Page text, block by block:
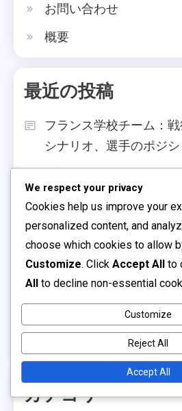
お問い合わせ
概要
最近の投稿
フランス学校チーム：
シナリオ、選手のポジ
ンス、歴史的背景、プレ
日本の学校チーム：歴史
録、選手の貢献
メキシコ学校チーム：歴
貢献、レガシー分析
オランダ学校チーム：
略、選手のパフォーマン
カテゴリ
We respect your privacy
Cookies help us improve your
personalized content, and
choose which cookies to allow
Customize. Click Accept All to
All to decline non-essential
Customize
Reject All
Accept All